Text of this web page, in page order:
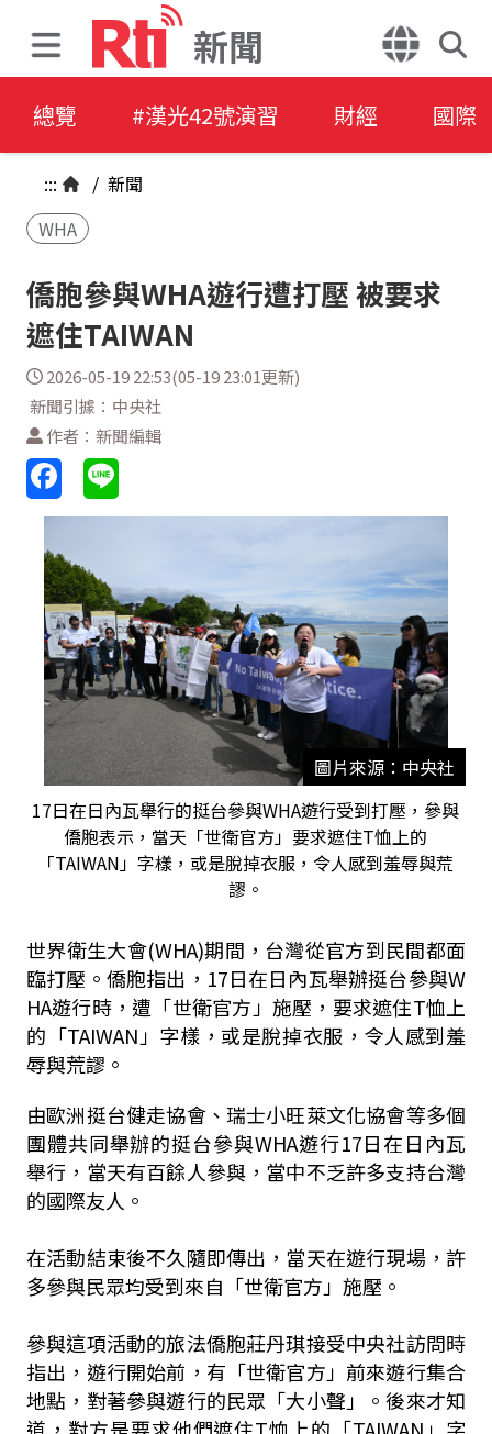
新聞
總覽 #漢光42號演習 財經 國際
::: / 新聞
WHA
僑胞參與WHA遊行遭打壓 被要求
遮住TAIWAN
2026-05-19 22:53(05-19 23:01更新)
新聞引據：中央社
作者：新聞編輯
圖片來源：中央社
17日在日內瓦舉行的挺台參與WHA遊行受到打壓，參與
僑胞表示，當天「世衛官方」要求遮住T恤上的
「TAIWAN」字樣，或是脫掉衣服，令人感到羞辱與荒
謬。
世界衛生大會(WHA)期間，台灣從官方到民間都面
臨打壓。僑胞指出，17日在日內瓦舉辦挺台參與W
HA遊行時，遭「世衛官方」施壓，要求遮住T恤上
的「TAIWAN」字樣，或是脫掉衣服，令人感到羞
辱與荒謬。
由歐洲挺台健走協會、瑞士小旺萊文化協會等多個
團體共同舉辦的挺台參與WHA遊行17日在日內瓦
舉行，當天有百餘人參與，當中不乏許多支持台灣
的國際友人。
在活動結束後不久隨即傳出，當天在遊行現場，許
多參與民眾均受到來自「世衛官方」施壓。
參與這項活動的旅法僑胞莊丹琪接受中央社訪問時
指出，遊行開始前，有「世衛官方」前來遊行集合
地點，對著參與遊行的民眾「大小聲」。後來才知